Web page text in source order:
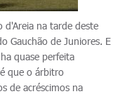
d'Areia na tarde deste
Gauchão de Juniores. E
quase perfeita
que o árbitro
de acréscimos na